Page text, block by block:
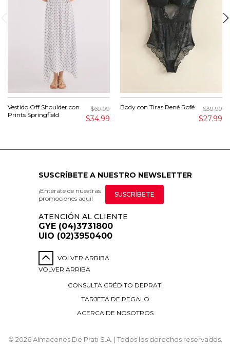
Vestido Off Shoulder con
Prints Springfield
$69.99
$34.99
Body con Tiras René Rofé $39.99
$27.99
SUSCRÍBETE A NUESTRO NEWSLETTER
¡Entérate de nuestras
promociones aquí!
SUSCRÍBETE
ATENCIÓN AL CLIENTE
GYE (04)3731800
UIO (02)3950400
VOLVER ARRIBA
VOLVER ARRIBA
CONSULTA CRÉDITO DEPRATI
TARJETA DE REGALO
ACERCA DE NOSOTROS
© 2026 Almacenes De Prati S.A. | Todos los derechos reservados.